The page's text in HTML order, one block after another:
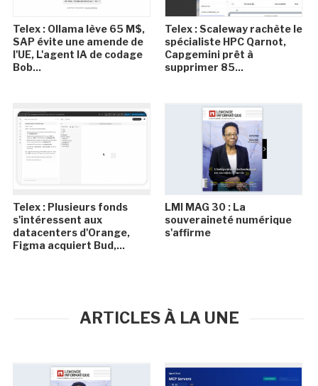
Telex : Ollama lève 65 M$,
SAP évite une amende de
l'UE, L'agent IA de codage
Bob...
Telex : Scaleway rachète le
spécialiste HPC Qarnot,
Capgemini prêt à
supprimer 85...
Telex : Plusieurs fonds
s'intéressent aux
datacenters d'Orange,
Figma acquiert Bud,...
LMI MAG 30 : La
souveraineté numérique
s'affirme
ARTICLES À LA UNE